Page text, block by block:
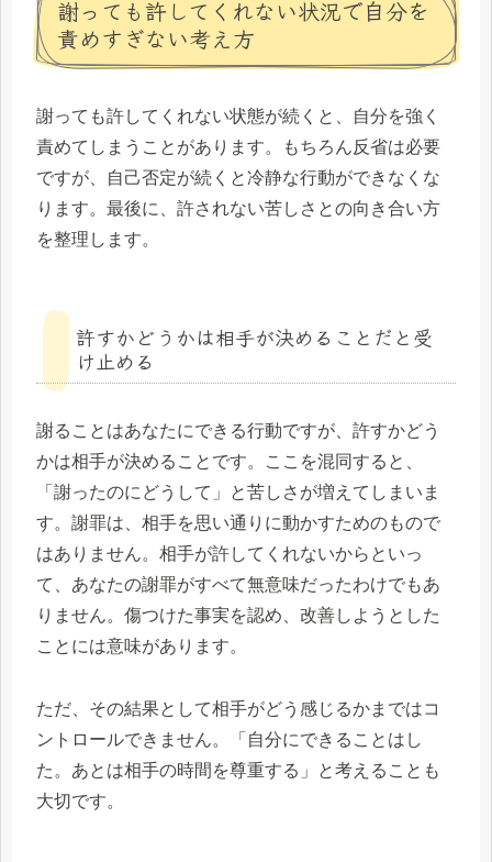
謝っても許してくれない状況で自分を
責めすぎない考え方
謝っても許してくれない状態が続くと、自分を強く
責めてしまうことがあります。もちろん反省は必要
ですが、自己否定が続くと冷静な行動ができなくな
ります。最後に、許されない苦しさとの向き合い方
を整理します。
許すかどうかは相手が決めることだと受
け止める
謝ることはあなたにできる行動ですが、許すかどう
かは相手が決めることです。ここを混同すると、
「謝ったのにどうして」と苦しさが増えてしまいま
す。謝罪は、相手を思い通りに動かすためのもので
はありません。相手が許してくれないからといっ
て、あなたの謝罪がすべて無意味だったわけでもあ
りません。傷つけた事実を認め、改善しようとした
ことには意味があります。
ただ、その結果として相手がどう感じるかまではコ
ントロールできません。「自分にできることはし
た。あとは相手の時間を尊重する」と考えることも
大切です。